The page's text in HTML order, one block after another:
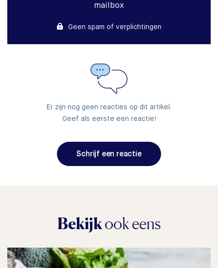
mailbox
Geen spam of verplichtingen
Er zijn nog geen reacties op dit artikel.
Geef als eerste een reactie!
Schrijf een reactie
Bekijkook eens